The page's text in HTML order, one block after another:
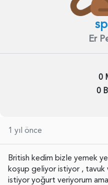
Er
0
0
1 yıl önce
British kedim bizle yemek
koşup geliyor istiyor ,
istiyor yoğurt veriyorum